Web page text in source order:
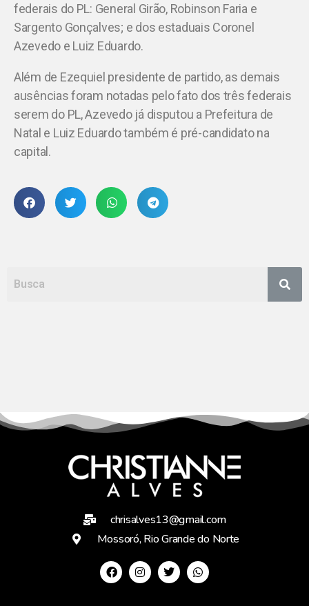
federais do PL: General Girão, Robinson Faria e
Sargento Gonçalves; e dos estaduais Coronel
Azevedo e Luiz Eduardo.
Além de Ezequiel presidente de partido, as demais
ausências foram notadas pelo fato dos três federais
serem do PL, Azevedo já disputou a Prefeitura de
Natal e Luiz Eduardo também é pré-candidato na
capital.
chrisalves13@gmail.com
Mossoró, Rio Grande do Norte